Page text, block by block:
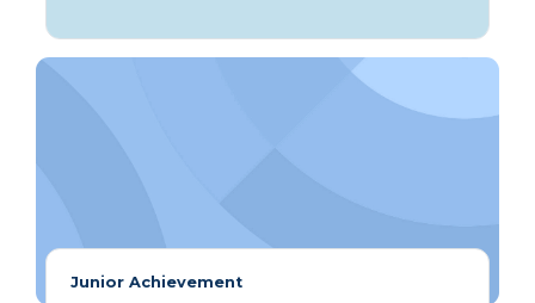
Junior Achievement